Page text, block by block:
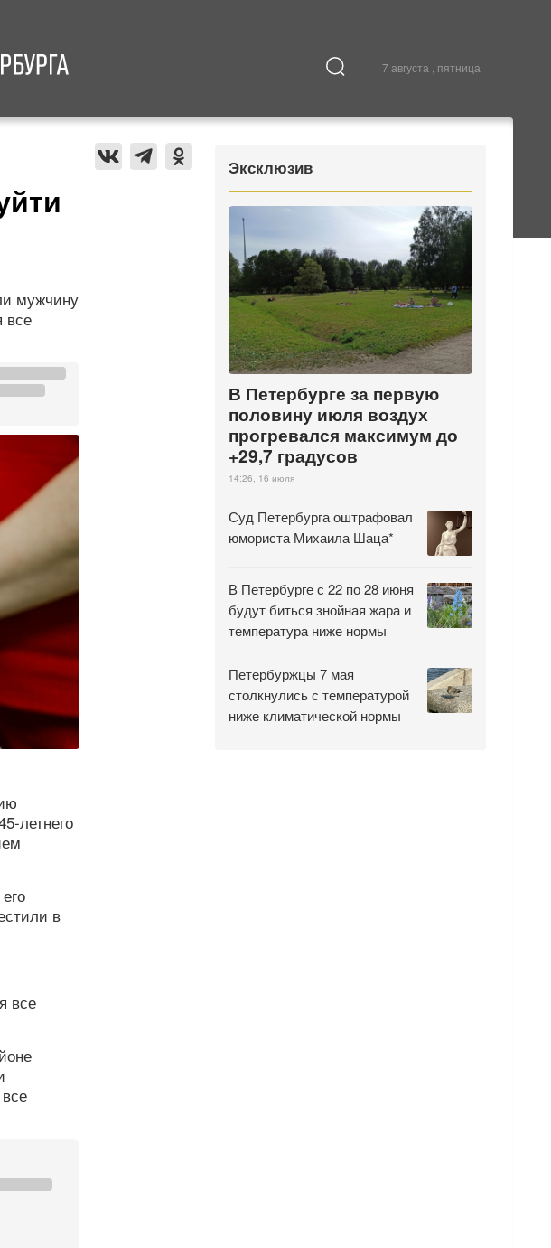
7 августа , пятница
Происшествия Культура
мужчину
все
летнего
в
все
Эксклюзив
В Петербурге за первую
половину июля воздух
прогревался максимум до
+29,7 градусов
14:26, 16 июля
Суд Петербурга оштрафовал
юмориста Михаила Шаца*
В Петербурге с 22 по 28 июня
будут биться знойная жара и
температура ниже нормы
Петербуржцы 7 мая
столкнулись с температурой
ниже климатической нормы